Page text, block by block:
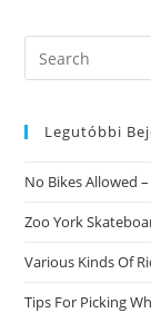
Search
this
Legutóbbi
No Bikes Allowed
Zoo York
Various Kinds Of
Tips For Picking